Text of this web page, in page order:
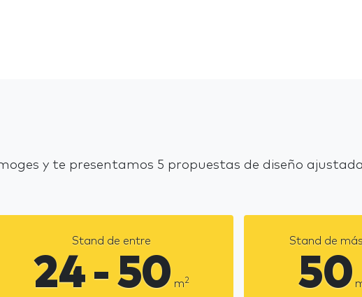
y te presentamos 5 propuestas de diseño
Stand de entre
24 - 50 m2
Stand de
50